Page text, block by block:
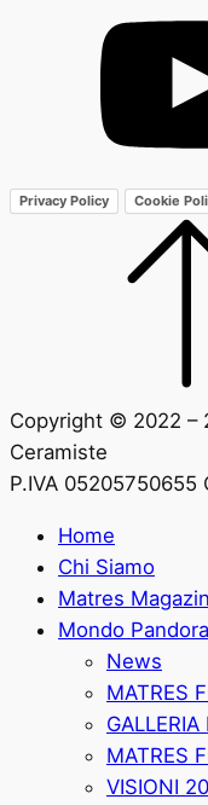
Privacy Policy Cookie
Copyright © 2022 –
Ceramiste
P.IVA 05205750655
Home
Chi Siamo
Matres
Mondo Pandora
News
MATRES
GALLERIA
MATRES
VISIONI